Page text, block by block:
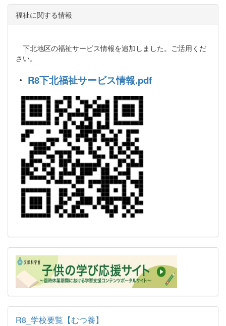
福祉に関する情報
下北地区の福祉サービス情報を追加しました。ご活用くだ
さい。
・ R8下北福祉サービス情報.pdf
R8_学校要覧【むつ養】